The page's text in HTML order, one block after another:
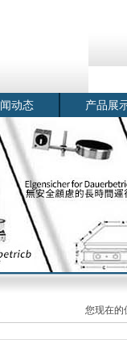
动态 产品展
您现在的